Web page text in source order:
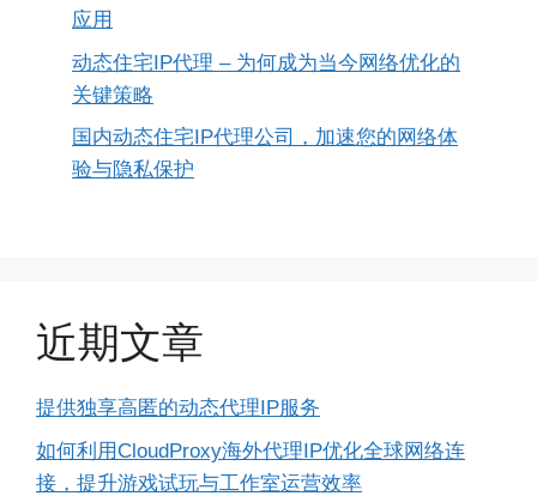
应用
动态住宅IP代理 – 为何成为当今网络优化的
关键策略
国内动态住宅IP代理公司，加速您的网络体
验与隐私保护
近期文章
提供独享高匿的动态代理IP服务
如何利用CloudProxy海外代理IP优化全球网络连
接，提升游戏试玩与工作室运营效率